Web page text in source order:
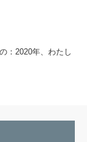
：2020年、わたし